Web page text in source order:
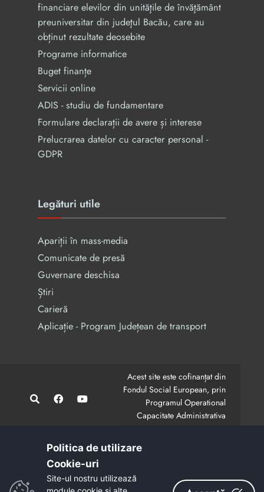
financiare elevilor din unităţile de învăţământ
preuniversitar din judeţul Bacău, care au
obținut rezultate deosebite
Programe informatice
Buget finanțe
Servicii online
ADIS - studiu de fundamentare
Formulare declarații de avere și interese
Prelucrarea datelor cu caracter personal -
GDPR
Legături utile
Apariții în mass-media
Comunicate de presă
Guvernare deschisa
Știri
Carieră
Aplicație - Program Județean de transport
Acest site este cofinanțat din
Fondul Social European, prin
Programul Operational
Capacitate Administrativa
CodMySmis/Sipoca: 128880/652;
Conținutul acestui site web nu reprezintă în mod
obligatoriu poziția oficială a Uniunii Europene.
Politica de utilizare
Cookie-uri‎
Site-ul nostru utilizează